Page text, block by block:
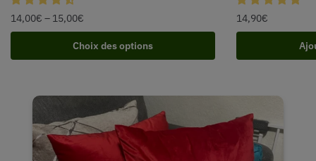
14,00€ – 15,00€
Choix des options
14,90€